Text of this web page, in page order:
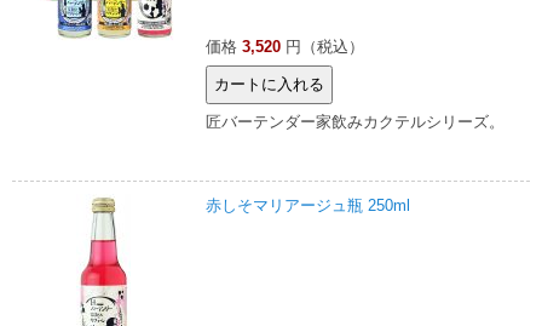
価格 3,520 円（税込）
匠バーテンダー家飲みカクテルシリーズ。
赤しそマリアージュ瓶 250ml